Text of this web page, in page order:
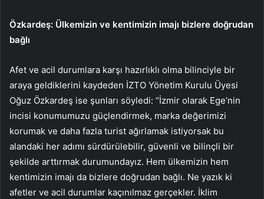
Özkardeş: Ülkemizin ve kentimizin imajı bizlere doğrudan
bağlı
Afet ve acil durumlara karşı hazırlıklı olma bilinciyle bir
araya geldiklerini kaydeden İZTO Yönetim Kurulu Üyesi
Oğuz Özkardeş ise şunları söyledi: “İzmir olarak Ege’nin
incisi konumumuzu güçlendirmek, marka değerimizi
korumak ve daha fazla turist ağırlamak istiyorsak bu
alandaki her adımı sürdürülebilir, güvenli ve bilinçli bir
şekilde arttırmak durumundayız. Hem ülkemizin hem
kentimizin imajı da bizlere doğrudan bağlı. Ne yazık ki
afetler ve acil durumlar kaçınılmaz gerçekler. İklim